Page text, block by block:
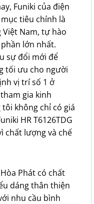
Funiki của điện
tiêu chính là
Nam, tự hào
lớn nhất.
sự đổi mới để
tối ưu cho người
vị trí số 1 ở
gia kinh
không chỉ có giá
HR T6126TDG
chất lượng và chế
Hòa Phát có chất
dáng thân thiện
nhu cầu bình